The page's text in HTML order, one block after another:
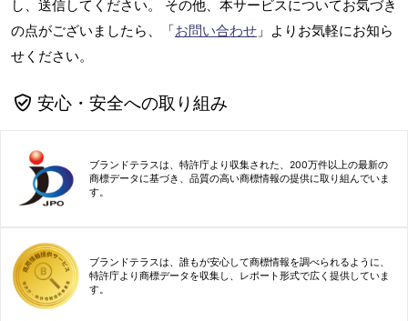
し、送信してください。 その他、本サービスについてお気づき
の点がございましたら、「お問い合わせ 」よりお気軽にお知ら
せください。
安心・安全への取り組み
ブランドテラスは、特許庁より収集された、200万件以上の最新の
商標データに基づき、品質の高い商標情報の提供に取り組んでいま
す。
ブランドテラスは、誰もが安心して商標情報を調べられるように、
特許庁より商標データを収集し、レポート形式で広く提供していま
す。